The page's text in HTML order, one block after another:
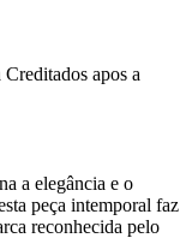
Creditados apos a
a elegância e o
peça intemporal faz
reconhecida pelo